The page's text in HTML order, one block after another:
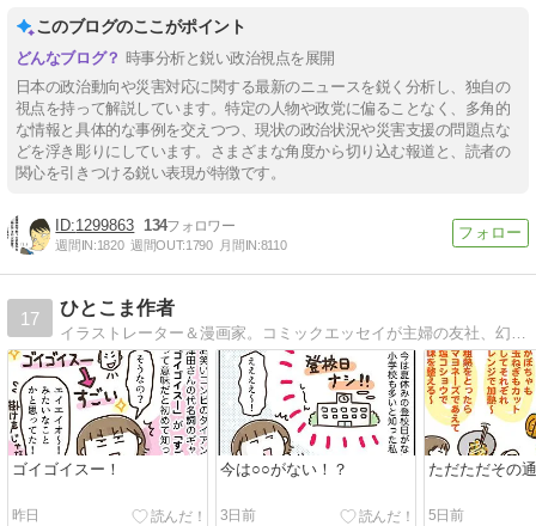
このブログのここがポイント
時事分析と鋭い政治視点を展開
日本の政治動向や災害対応に関する最新のニュースを鋭く分析し、独自の
視点を持って解説しています。特定の人物や政党に偏ることなく、多角的
な情報と具体的な事例を交えつつ、現状の政治状況や災害支援の問題点な
どを浮き彫りにしています。さまざまな角度から切り込む報道と、読者の
関心を引きつける鋭い表現が特徴です。
1299863 134
週間IN:1820 週間OUT:1790 月間IN:8110
17
ひとこま作者
ゴイゴイスー！
昨日
今は○○がない！？
3日前
ただただその
5日前